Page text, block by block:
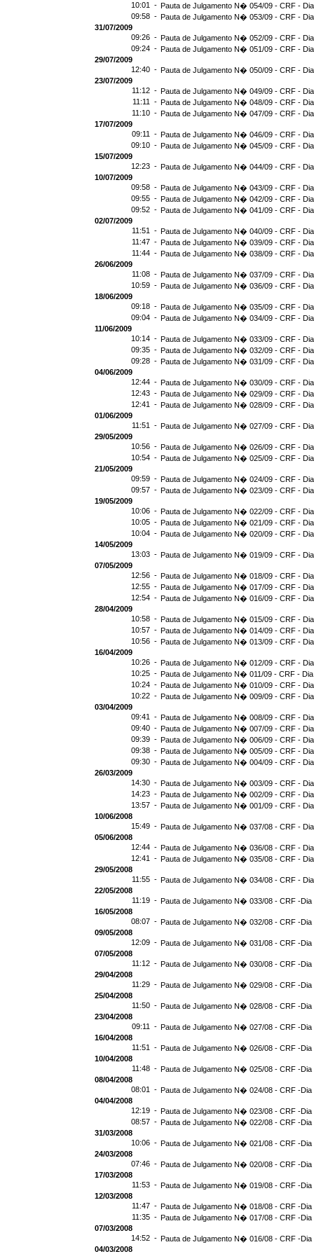
10:01 - Pauta de Julgamento N� 054/09 - CRF -
09:58 - Pauta de Julgamento N� 053/09 - CRF -
31/07/2009
09:26 - Pauta de Julgamento N� 052/09 - CRF -
09:24 - Pauta de Julgamento N� 051/09 - CRF -
29/07/2009
12:40 - Pauta de Julgamento N� 050/09 - CRF -
23/07/2009
11:12 - Pauta de Julgamento N� 049/09 - CRF -
11:11 - Pauta de Julgamento N� 048/09 - CRF -
11:10 - Pauta de Julgamento N� 047/09 - CRF -
17/07/2009
09:11 - Pauta de Julgamento N� 046/09 - CRF -
09:10 - Pauta de Julgamento N� 045/09 - CRF -
15/07/2009
12:23 - Pauta de Julgamento N� 044/09 - CRF -
10/07/2009
09:58 - Pauta de Julgamento N� 043/09 - CRF -
09:55 - Pauta de Julgamento N� 042/09 - CRF -
09:52 - Pauta de Julgamento N� 041/09 - CRF -
02/07/2009
11:51 - Pauta de Julgamento N� 040/09 - CRF -
11:47 - Pauta de Julgamento N� 039/09 - CRF -
11:44 - Pauta de Julgamento N� 038/09 - CRF -
26/06/2009
11:08 - Pauta de Julgamento N� 037/09 - CRF -
10:59 - Pauta de Julgamento N� 036/09 - CRF -
18/06/2009
09:18 - Pauta de Julgamento N� 035/09 - CRF -
09:04 - Pauta de Julgamento N� 034/09 - CRF -
11/06/2009
10:14 - Pauta de Julgamento N� 033/09 - CRF -
09:35 - Pauta de Julgamento N� 032/09 - CRF -
09:28 - Pauta de Julgamento N� 031/09 - CRF -
04/06/2009
12:44 - Pauta de Julgamento N� 030/09 - CRF -
12:43 - Pauta de Julgamento N� 029/09 - CRF -
12:41 - Pauta de Julgamento N� 028/09 - CRF -
01/06/2009
11:51 - Pauta de Julgamento N� 027/09 - CRF -
29/05/2009
10:56 - Pauta de Julgamento N� 026/09 - CRF -
10:54 - Pauta de Julgamento N� 025/09 - CRF -
21/05/2009
09:59 - Pauta de Julgamento N� 024/09 - CRF -
09:57 - Pauta de Julgamento N� 023/09 - CRF -
19/05/2009
10:06 - Pauta de Julgamento N� 022/09 - CRF -
10:05 - Pauta de Julgamento N� 021/09 - CRF -
10:04 - Pauta de Julgamento N� 020/09 - CRF -
14/05/2009
13:03 - Pauta de Julgamento N� 019/09 - CRF -
07/05/2009
12:56 - Pauta de Julgamento N� 018/09 - CRF -
12:55 - Pauta de Julgamento N� 017/09 - CRF -
12:54 - Pauta de Julgamento N� 016/09 - CRF -
28/04/2009
10:58 - Pauta de Julgamento N� 015/09 - CRF -
10:57 - Pauta de Julgamento N� 014/09 - CRF -
10:56 - Pauta de Julgamento N� 013/09 - CRF -
16/04/2009
10:26 - Pauta de Julgamento N� 012/09 - CRF -
10:25 - Pauta de Julgamento N� 011/09 - CRF -
10:24 - Pauta de Julgamento N� 010/09 - CRF -
10:22 - Pauta de Julgamento N� 009/09 - CRF -
03/04/2009
09:41 - Pauta de Julgamento N� 008/09 - CRF -
09:40 - Pauta de Julgamento N� 007/09 - CRF -
09:39 - Pauta de Julgamento N� 006/09 - CRF -
09:38 - Pauta de Julgamento N� 005/09 - CRF -
09:30 - Pauta de Julgamento N� 004/09 - CRF -
26/03/2009
14:30 - Pauta de Julgamento N� 003/09 - CRF -
14:23 - Pauta de Julgamento N� 002/09 - CRF -
13:57 - Pauta de Julgamento N� 001/09 - CRF -
10/06/2008
15:49 - Pauta de Julgamento N� 037/08 - CRF -
05/06/2008
12:44 - Pauta de Julgamento N� 036/08 - CRF -
12:41 - Pauta de Julgamento N� 035/08 - CRF -
29/05/2008
11:55 - Pauta de Julgamento N� 034/08 - CRF -
22/05/2008
11:19 - Pauta de Julgamento N� 033/08 - CRF -Dia
16/05/2008
08:07 - Pauta de Julgamento N� 032/08 - CRF -Dia
09/05/2008
12:09 - Pauta de Julgamento N� 031/08 - CRF -Dia
07/05/2008
11:12 - Pauta de Julgamento N� 030/08 - CRF -Dia
29/04/2008
11:29 - Pauta de Julgamento N� 029/08 - CRF -Dia
25/04/2008
11:50 - Pauta de Julgamento N� 028/08 - CRF -Dia
23/04/2008
09:11 - Pauta de Julgamento N� 027/08 - CRF -Dia
16/04/2008
11:51 - Pauta de Julgamento N� 026/08 - CRF -Dia
10/04/2008
11:48 - Pauta de Julgamento N� 025/08 - CRF -Dia
08/04/2008
08:01 - Pauta de Julgamento N� 024/08 - CRF -Dia
04/04/2008
12:19 - Pauta de Julgamento N� 023/08 - CRF -Dia
08:57 - Pauta de Julgamento N� 022/08 - CRF -Dia
31/03/2008
10:06 - Pauta de Julgamento N� 021/08 - CRF -Dia
24/03/2008
07:46 - Pauta de Julgamento N� 020/08 - CRF -Dia
17/03/2008
11:53 - Pauta de Julgamento N� 019/08 - CRF -Dia
12/03/2008
11:47 - Pauta de Julgamento N� 018/08 - CRF -Dia
11:35 - Pauta de Julgamento N� 017/08 - CRF -Dia
07/03/2008
14:52 - Pauta de Julgamento N� 016/08 - CRF -Dia
04/03/2008